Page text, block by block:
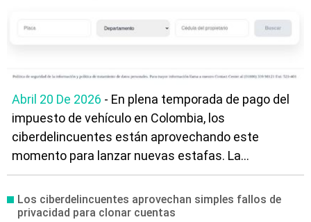
Abril 20 De 2026 - En plena temporada de pago del
impuesto de vehículo en Colombia, los
ciberdelincuentes están aprovechando este
momento para lanzar nuevas estafas. La...
Los ciberdelincuentes aprovechan simples fallos de
privacidad para clonar cuentas